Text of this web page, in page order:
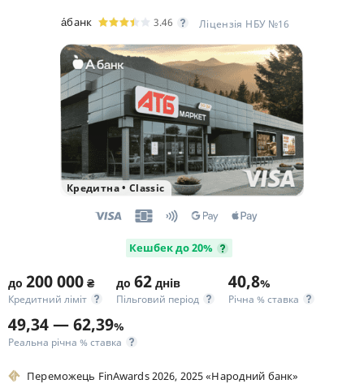
а́банк 3.46 Ліцензія НБУ №16
Кредитна• Classic
Кешбек до 20%
до 200 000 ₴
Кредитний ліміт
до 62 днів
Пільговий період
40,8%
Річна % ставка
49,34 — 62,39%
Реальна річна % ставка
Переможець FinAwards 2026, 2025 «Народний банк»